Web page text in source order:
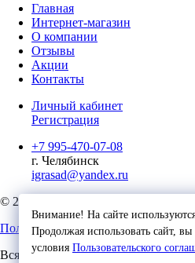
Внимание! На сайте
Продолжая использовать сайт,
условия Пользовательского
Главная
Интернет-магазин
О компании
Отзывы
Акции
Контакты
Личный кабинет
Регистрация
+7 995-470-07-08
г. Челябинск
igrasad@yandex.ru
© 2023, Игровые Технологии
Пользовательское соглашение
Вся представленная на сайте